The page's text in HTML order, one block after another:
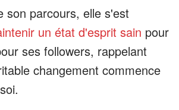
son parcours, elle s'est
un état d'esprit sain pour
ses followers, rappelant
changement commence